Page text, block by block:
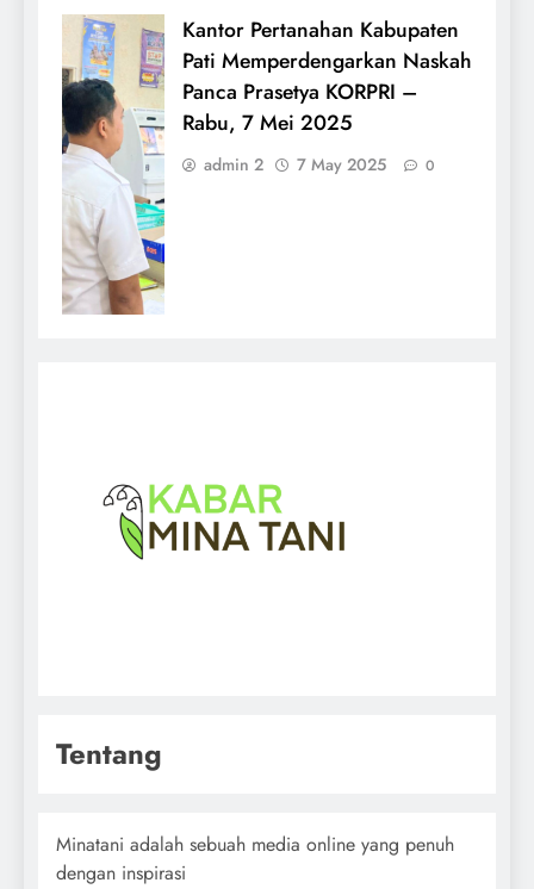
Kantor Pertanahan Kabupaten
Pati Memperdengarkan Naskah
Panca Prasetya KORPRI –
Rabu, 7 Mei 2025
admin 2 7 May 2025 0
Tentang
Minatani adalah sebuah media online yang penuh
dengan inspirasi